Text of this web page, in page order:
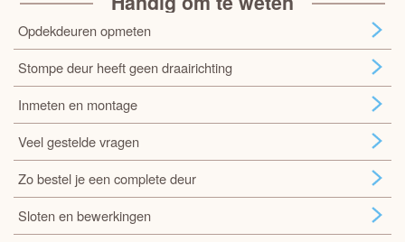
Opdekdeuren opmeten
Stompe deur heeft geen draairichting
Inmeten en montage
Veel gestelde vragen
Zo bestel je een complete deur
Sloten en bewerkingen